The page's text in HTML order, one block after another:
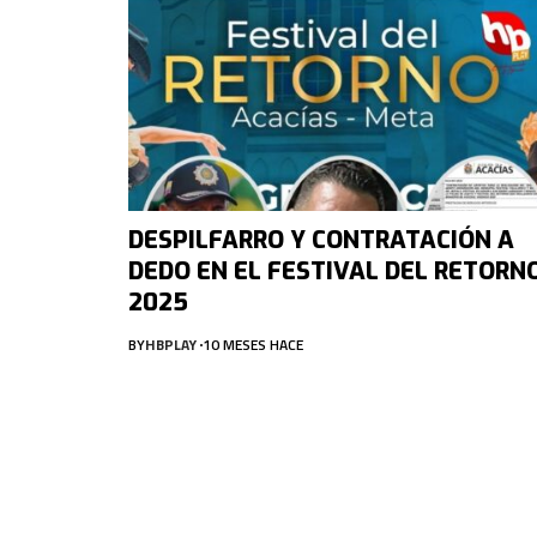
DESPILFARRO Y CONTRATACIÓN A
DEDO EN EL FESTIVAL DEL
2025
BYHBPLAY 10 MESES HACE